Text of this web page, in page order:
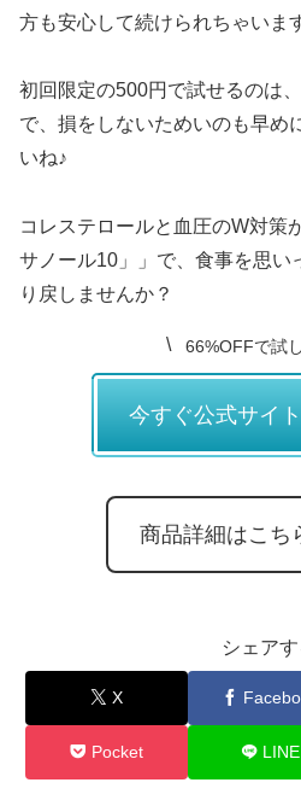
方も安心して続けられちゃいま
初回限定の500円で試せるのは、
で、損をしないためいのも早め
いね♪
コレステロールと血圧のW対策
サノール10」」で、食事を思い
り戻しませんか？
66%OFFで試
今すぐ公式サイ
商品詳細はこ
シェアす
X
Pocket LINE